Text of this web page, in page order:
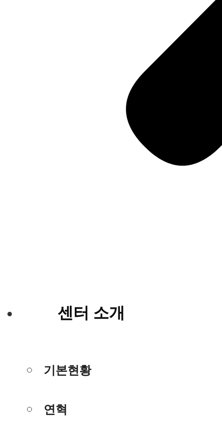
센터 소개
기본현황
연혁